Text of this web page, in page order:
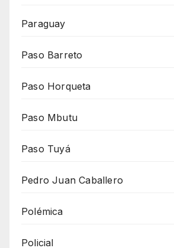
Paraguay
Paso Barreto
Paso Horqueta
Paso Mbutu
Paso Tuyá
Pedro Juan Caballero
Polémica
Policial